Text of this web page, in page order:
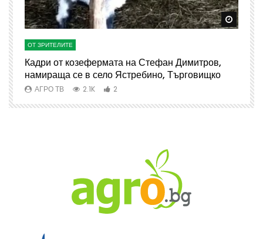
Watch Later Watch
ОТ ЗРИТЕЛИТЕ
Кадри от козефермата на Стефан Димитров,
намираща се в село Ястребино, Търговищко
АГРО ТВ 2.1K 2